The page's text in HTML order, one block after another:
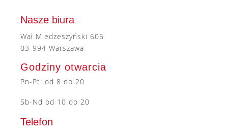
Nasze biura
Wał Miedzeszyński 606
03-994 Warszawa
Godziny otwarcia
Pn-Pt: od 8 do 20
Sb-Nd od 10 do 20
Telefon